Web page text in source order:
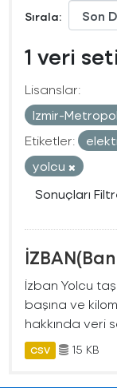
Sırala
1 veri
Lisanslar:
Izmir-
Etiketler:
yolcu
Sonuçları
İzban Yolcu
başına ve
hakkında veri
CSV 15 KB